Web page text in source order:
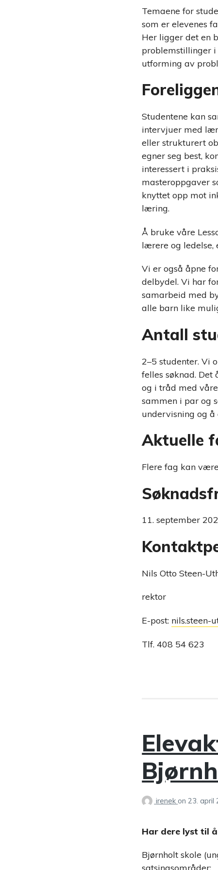
Temaene for
som er elevenes
Her ligger det en
problemstillinger
utforming av
Studentene kan
intervjuer med
eller strukturert
egner seg best,
interessert i
masteroppgaver
knyttet opp mot
læring.
Å bruke våre
lærere og ledelse,
Vi er også åpne
delbydel. Vi har
samarbeid med
alle barn like
Antall
2–5 studenter. Vi
felles søknad.
og i tråd med
sammen i par og
undervisning og
Aktuelle
Flere fag kan
11. september
Nils Otto Steen-
rektor
E-post: nils.steen-
Tlf. 408 54 623
irenekon 23. april
Har dere lyst til
Bjørnholt skole